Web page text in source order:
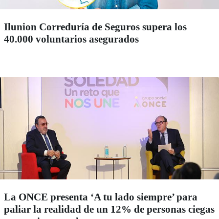
Ilunion Correduría de Seguros supera los
40.000 voluntarios asegurados
La ONCE presenta ‘A tu lado siempre’ para
paliar la realidad de un 12% de personas ciegas